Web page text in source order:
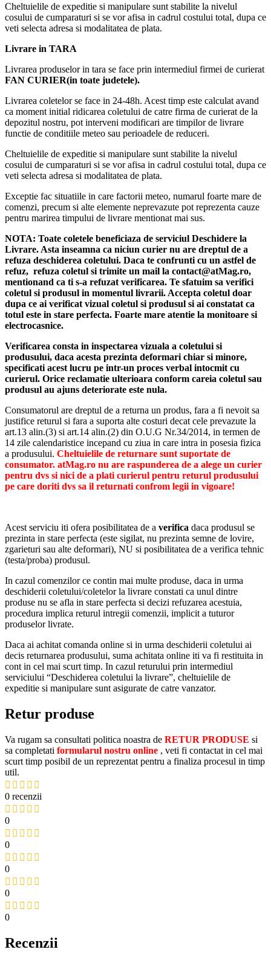
Cheltuielile de expeditie si manipulare sunt stabilite la nivelul
cosului de cumparaturi si se vor afisa in cadrul costului total, dupa ce
veti selecta adresa si modalitatea de plata.
Livrare in TARA
Livrarea produselor in tara se face prin intermediul firmei de curierat
FAN CURIER(in toate judetele).
Livrarea coletelor se face in 24-48h. Acest timp este calculat avand
ca moment initial ridicarea coletului de catre firma de curierat de la
depozitul nostru, pot interveni modificari are timpilor de livrare
functie de conditiile meteo sau perioadele de reduceri.
Cheltuielile de expeditie si manipulare sunt stabilite la nivelul
cosului de cumparaturi si se vor afisa in cadrul costului total, dupa ce
veti selecta adresa si modalitatea de plata.
Exceptie fac situatiile in care factorii meteo, numarul foarte mare de
comenzi, precum si alte elemente neprevazute pot reprezenta cauze
pentru marirea timpului de livrare mentionat mai sus.
NOTA: Toate coletele beneficiaza de serviciul Deschidere la
Livrare. Asta inseamna ca niciun curier nu are dreptul de a
refuza deschiderea coletului. Daca te confrunti cu un astfel de
refuz, refuza coletul si trimite un mail la contact@atMag.ro,
mentionand ca ti s-a refuzat verificarea. Te sfatuim sa verifici
coletul si produsul in momentul livrarii. Accepta coletul doar
dupa ce ai verificat vizual coletul si produsul si ai constatat ca
totul este in stare perfecta. Foarte mare atentie la monitoare si
electrocasnice.
Verificarea consta in inspectarea vizuala a coletului si
produsului, daca acesta prezinta deformari chiar si minore,
specificati acest lucru pe intr-un proces verbal intocmit cu
curierul. Orice reclamatie ulterioara conform careia coletul sau
produsul au ajuns deteriorate este nula.
Consumatorul are dreptul de a returna un produs, fara a fi nevoit sa
justifice returul si fara a suporta alte costuri decat cele prevazute la
art.13 alin.(3) si art.14 alin.(2) din O.U.G Nr.34/2014, in termen de
14 zile calendaristice incepand cu ziua in care intra in posesia fizica
a produsului. Cheltuielile de returnare sunt suportate de
consumator. atMag.ro nu are raspunderea de a alege un curier
pentru dvs si nici de a plati curierul pentru returul produsului
pe care doriti dvs sa il returnati confrom legii in vigoare!
Acest serviciu iti ofera posibilitatea de a verifica daca produsul se
prezinta in stare perfecta (este sigilat, nu prezinta semne de lovire,
zgarieturi sau alte deformari), NU si posibilitatea de a verifica tehnic
(testa/proba) produsul.
In cazul comenzilor ce contin mai multe produse, daca in urma
deschiderii coletului/coletelor la livrare constati ca unul dintre
produse nu se afla in stare perfecta si decizi refuzarea acestuia,
procedura implica returul intregii comenzii, implicit a tuturor
produselor livrate.
Daca ai achitat comanda online si in urma deschiderii coletului ai
decis returnarea produsului, suma achitata online iti va fi restituita in
cont in cel mai scurt timp. In cazul returului prin intermediul
serviciului “Deschiderea coletului la livrare”, cheltuielile de
expeditie si manipulare sunt asigurate de catre vanzator.
Retur produse
Va rugam sa consultati politica noastra de RETUR PRODUSE si
sa completati formularul nostru online , veti fi contactat in cel mai
scurt timp posibil de un reprezentat pentru a finaliza procesul in timp
util.
0 recenzii
0
0
0
0
0
Recenzii